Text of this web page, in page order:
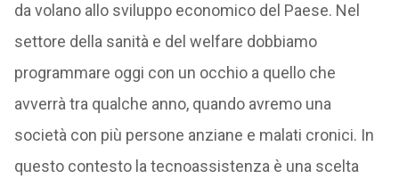
da volano allo sviluppo economico del Paese. Nel
settore della sanità e del welfare dobbiamo
programmare oggi con un occhio a quello che
avverrà tra qualche anno, quando avremo una
società con più persone anziane e malati cronici. In
questo contesto la tecnoassistenza è una scelta